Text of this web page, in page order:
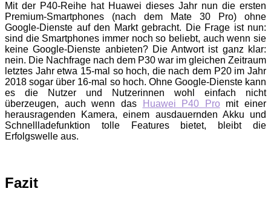
Mit der P40-Reihe hat Huawei dieses Jahr nun die ersten
Premium-Smartphones (nach dem Mate 30 Pro) ohne
Google-Dienste auf den Markt gebracht. Die Frage ist nun:
sind die Smartphones immer noch so beliebt, auch wenn sie
keine Google-Dienste anbieten? Die Antwort ist ganz klar:
nein. Die Nachfrage nach dem P30 war im gleichen Zeitraum
letztes Jahr etwa 15-mal so hoch, die nach dem P20 im Jahr
2018 sogar über 16-mal so hoch. Ohne Google-Dienste kann
es die Nutzer und Nutzerinnen wohl einfach nicht
überzeugen, auch wenn das
Huawei P40 Promit einer
herausragenden Kamera, einem ausdauernden Akku und
Schnellladefunktion tolle Features bietet, bleibt die
Erfolgswelle aus.
Fazit